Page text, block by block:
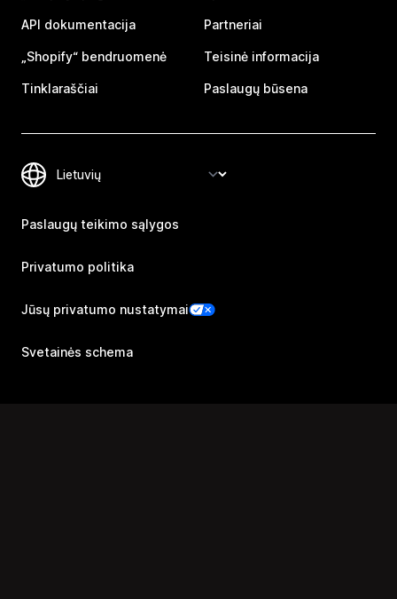
API dokumentacija
„Shopify“ bendruomenė
Tinklaraščiai
Partneriai
Teisinė informacija
Paslaugų būsena
Paslaugų teikimo sąlygos
Privatumo politika
Jūsų privatumo nustatymai
Svetainės schema